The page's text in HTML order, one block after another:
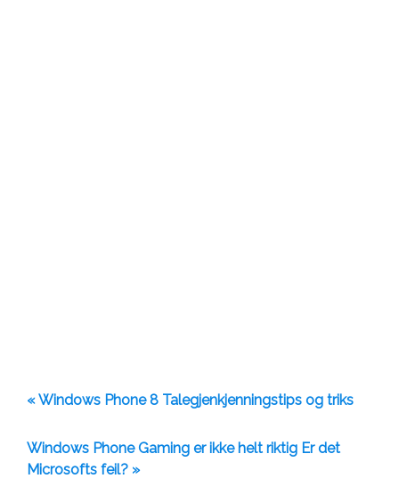
« Windows Phone 8 Talegjenkjenningstips og triks
Windows Phone Gaming er ikke helt riktig Er det
Microsofts feil? »